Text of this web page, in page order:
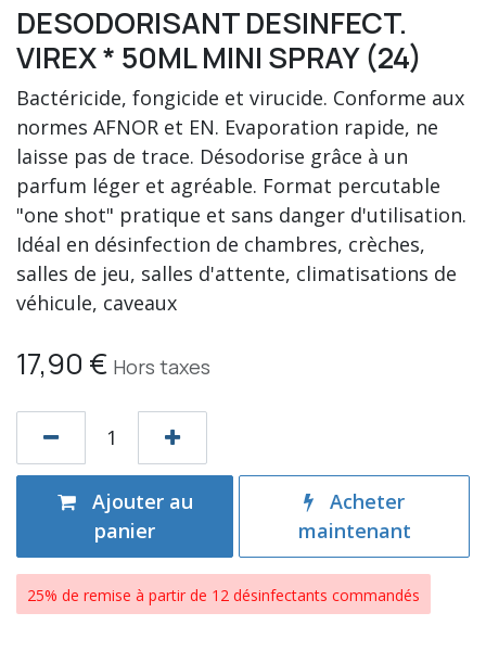
DESODORISANT DESINFECT.
VIREX * 50ML MINI SPRAY (24)
Bactéricide, fongicide et virucide. Conforme aux
normes AFNOR et EN. Evaporation rapide, ne
laisse pas de trace. Désodorise grâce à un
parfum léger et agréable. Format percutable
"one shot" pratique et sans danger d'utilisation.
Idéal en désinfection de chambres, crèches,
salles de jeu, salles d'attente, climatisations de
véhicule, caveaux
17,90 € Hors taxes
Ajouter au
panier
Acheter
maintenant
25% de remise à partir de 12 désinfectants commandés